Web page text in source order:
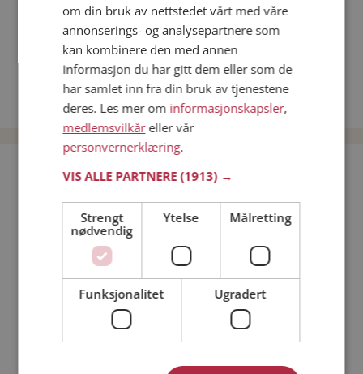
Fler single
Date menn i Norge
Date kvinner i Norge
Bli medlem gratis!
Jeg er en: Mann Kvinne
Min alder:
om din bruk av nettstedet vårt med våre
annonserings- og analysepartnere som
kan kombinere den med annen
informasjon du har gitt dem eller som de
har samlet inn fra din bruk av tjenestene
deres. Les mer om informasjonskapsler,
medlemsvilkåreller vår
personvernerklæring.
VIS ALLE PARTNERE(1913) →
Strengt
nødvendig
Ytelse Målretting
Funksjonalitet Ugradert